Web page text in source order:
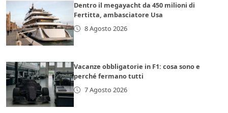
Dentro il megayacht da 450 milioni di
Fertitta, ambasciatore Usa
8 Agosto 2026
Vacanze obbligatorie in F1: cosa sono e
perché fermano tutti
7 Agosto 2026